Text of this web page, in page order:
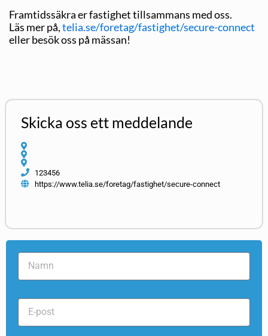
Framtidssäkra er fastighet tillsammans med oss.
Läs mer på,telia.se/foretag/fastighet/secure-connect
eller besök oss på mässan!
Skicka oss ett meddelande
123456
https://www.telia.se/foretag/fastighet/secure-connect